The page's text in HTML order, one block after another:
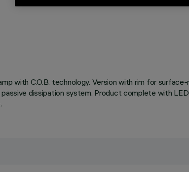
with C.O.B. technology. Version with rim for
dissipation system. Product complete with